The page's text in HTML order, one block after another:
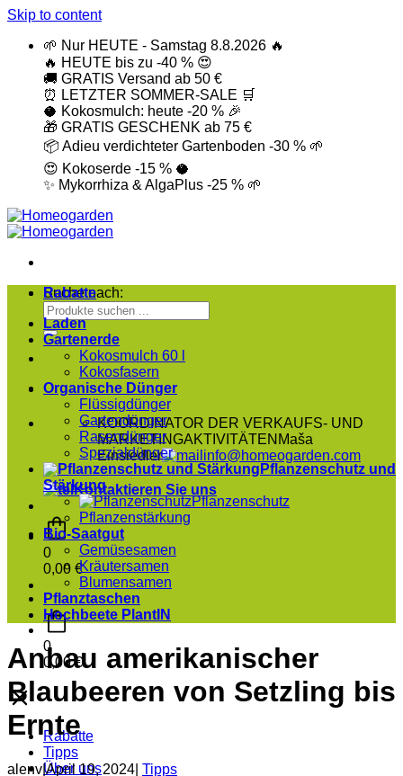
Skip to content
🌱 Nur HEUTE - Samstag 8.8.2026 🔥
🔥 HEUTE bis zu -40 % 😍
🚚 GRATIS Versand ab 50 €
⏰ LETZTER SOMMER-SALE 🛒
🥥 Kokosmulch: heute -20 % 🎉
🎁 GRATIS GESCHENK ab 75 €
📦 Adieu verdichteter Gartenboden -30 % 🌱
😍 Kokoserde -15 % 🥥
✨ Mykorrhiza & AlgaPlus -25 % 🌱
Suche nach:
KOORDINATOR DER VERKAUFS- UND
MARKETINGAKTIVITÄTEN Maša
Einsiedler
info@homeogarden.com
Kontaktieren Sie uns
0
0,00 €
0
0,00€
Rabatte
Tipps
Über uns
Rabatte
Laden
Gartenerde
Kokosmulch 60 l
Kokosfasern
Organische Dünger
Flüssigdünger
Gartendünger
Rasendünger
Spezialdünger
Pflanzenschutz und
Stärkung
Pflanzenschutz
Pflanzenstärkung
Bio-Saatgut
Gemüsesamen
Kräutersamen
Blumensamen
Pflanztaschen
Hochbeete PlantIN
Anbau amerikanischer
Blaubeeren von Setzling bis
Ernte
alenv|April 19, 2024 Tipps